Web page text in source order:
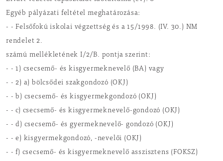
Egyéb pályázati feltétel meghatározása:
- - Felsőfokú iskolai végzettség és a 15/1998. (IV. 30.) NM
rendelet 2.
számú mellékletének I/2/B. pontja szerint:
- - 1) csecsemő- és kisgyermeknevelő (BA) vagy
- - 2) a) bölcsődei szakgondozó (OKJ)
- - b) csecsemő- és kisgyermekgondozó (OKJ)
- - c) csecsemő- és kisgyermeknevelő-gondozó (OKJ)
- - d) csecsemő- és gyermeknevelő- gondozó (OKJ)
- - e) kisgyermekgondozó, -nevelői (OKJ)
- - f) csecsemő- és kisgyermeknevelő asszisztens (FOKSZ)